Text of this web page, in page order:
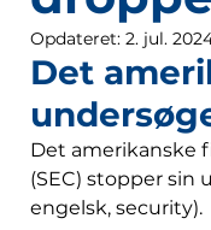
Opdateret: 2. jul.
Det
Det amerikanske
(SEC) stopper sin
engelsk, security).